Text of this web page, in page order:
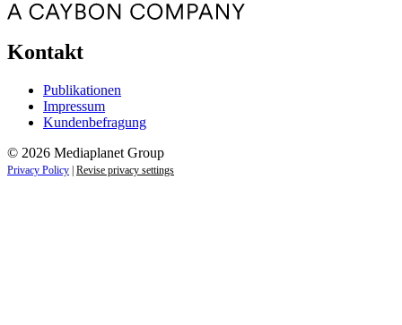
Kontakt
Publikationen
Impressum
Kundenbefragung
© 2026 Mediaplanet Group
Privacy Policy Revise privacy settings